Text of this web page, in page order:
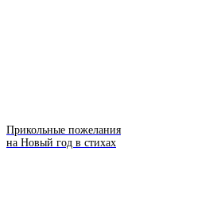
Прикольные пожелания
на Новый год в стихах